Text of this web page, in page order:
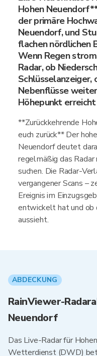
Hohen
der primäre
Neuendorf, und
flachen nördlichen
Wenn Regen
Radar, ob
Nebenflüsse
Höhepunkt erreicht
**Zurückkehrende
euch zurück** Der
Neuendorf deutet
regelmäßig das
suchen. Die Radar-
vergangener Scans –
Ereignis im
entwickelt hat und ob
aussieht.
ABDECKUNG
RainViewer-
Neuendorf
Das Live-Radar für
Wetterdienst (DWD)